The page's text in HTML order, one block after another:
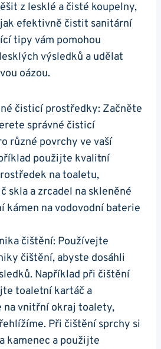
z lesklé a čisté koupelny,
efektivně čistit sanitární
tipy vám pomohou
výsledků a udělat
oázou.
čisticí prostředky: Začněte
správné čisticí
různé povrchy ve vaší
použijte kvalitní
na toaletu,
skla a zrcadel na skleněné
kámen na vodovodní baterie
čištění: Používejte
čištění, abyste dosáhli
Například při čištění
toaletní kartáč a
na vnitřní okraj toalety,
Při čištění sprchy si
kamenec a použijte